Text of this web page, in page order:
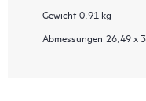
Gewicht 0.91 kg
Abmessungen 26,49 x